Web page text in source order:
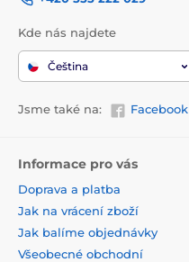
Kde nás najdete
Čeština
Jsme také na: Facebook
Informace pro vás
Doprava a platba
Jak na vrácení zboží
Jak balíme objednávky
Všeobecné obchodní